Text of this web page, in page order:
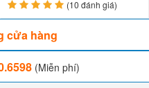
(10 đánh giá)
cửa hàng
(Miễn phí)